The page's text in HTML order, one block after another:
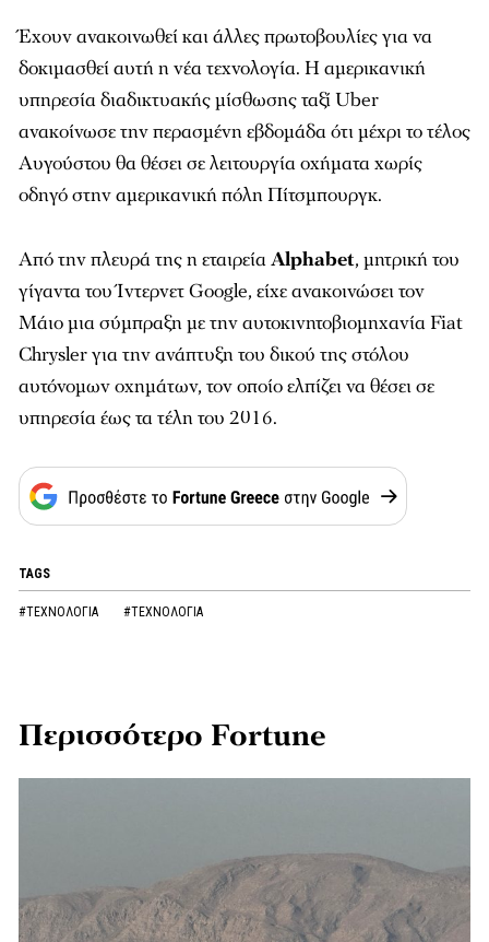
Έχουν ανακοινωθεί και άλλες πρωτοβουλίες για να
δοκιμασθεί αυτή η νέα τεχνολογία. Η αμερικανική
υπηρεσία διαδικτυακής μίσθωσης ταξί Uber
ανακοίνωσε την περασμένη εβδομάδα ότι μέχρι το τέλος
Αυγούστου θα θέσει σε λειτουργία οχήματα χωρίς
οδηγό στην αμερικανική πόλη Πίτσμπουργκ.
Από την πλευρά της η εταιρείαAlphabet, μητρική του
γίγαντα του Ίντερνετ Google, είχε ανακοινώσει τον
Μάιο μια σύμπραξη με την αυτοκινητοβιομηχανία Fiat
Chrysler για την ανάπτυξη του δικού της στόλου
αυτόνομων οχημάτων, τον οποίο ελπίζει να θέσει σε
υπηρεσία έως τα τέλη του 2016.
TAGS
#ΤΕΧΝΟΛΟΓΙΑ #ΤΕΧΝΟΛΟΓΙΑ
Περισσότερο Fortune